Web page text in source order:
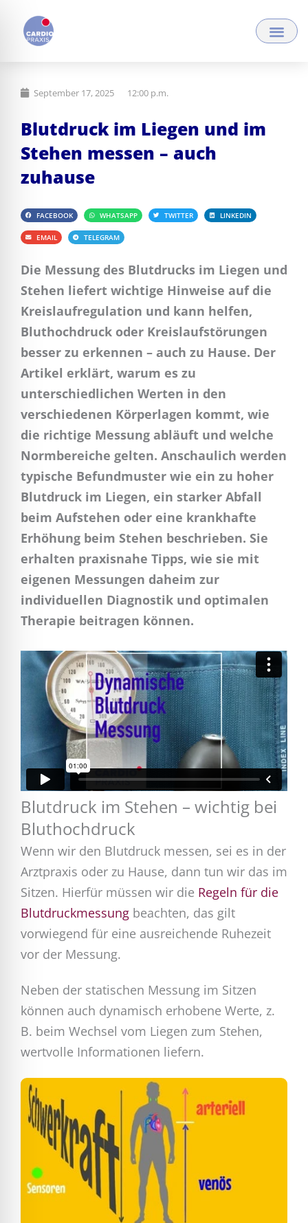
Inhalt
springen
September 17, 2025 12:00 p.m.
Blutdruck im Liegen und im
Stehen messen – auch
zuhause
FACEBOOK WHATSAPP TWITTER LINKEDIN
EMAIL TELEGRAM
Die Messung des Blutdrucks im Liegen und
Stehen liefert wichtige Hinweise auf die
Kreislaufregulation und kann helfen,
Bluthochdruck oder Kreislaufstörungen
besser zu erkennen – auch zu Hause. Der
Artikel erklärt, warum es zu
unterschiedlichen Werten in den
verschiedenen Körperlagen kommt, wie
die richtige Messung abläuft und welche
Normbereiche gelten. Anschaulich werden
typische Befundmuster wie ein zu hoher
Blutdruck im Liegen, ein starker Abfall
beim Aufstehen oder eine krankhafte
Erhöhung beim Stehen beschrieben. Sie
erhalten praxisnahe Tipps, wie sie mit
eigenen Messungen daheim zur
individuellen Diagnostik und optimalen
Therapie beitragen können.
Blutdruck im Stehen – wichtig bei
Bluthochdruck
Wenn wir den Blutdruck messen, sei es in der
Arztpraxis oder zu Hause, dann tun wir das im
Sitzen. Hierfür müssen wir die Regeln für die
Blutdruckmessung beachten, das gilt
vorwiegend für eine ausreichende Ruhezeit
vor der Messung.
Neben der statischen Messung im Sitzen
können auch dynamisch erhobene Werte, z.
B. beim Wechsel vom Liegen zum Stehen,
wertvolle Informationen liefern.